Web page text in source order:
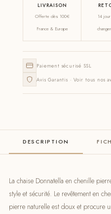
LIVRAISON
Offerte dès 100€
France & Europe
14
Paiement sécurisé SSL
Avis Garantis · Voir tous nos
DESCRIPTION
La chaise Donnatella en chenille
style et sécurité. Le revêtement en
pierre naturelle est doux et procure